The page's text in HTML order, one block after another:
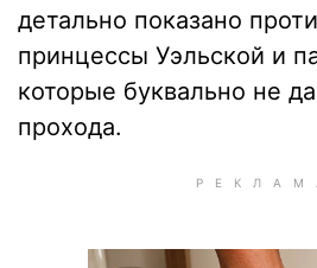
детально показано
принцессы Уэльской и
которые буквально не
прохода.